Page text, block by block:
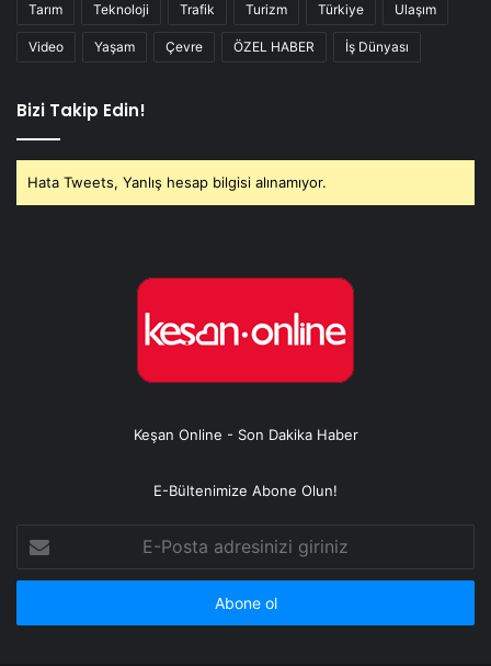
Tarım Teknoloji Trafik Turizm Türkiye Ulaşım
Video Yaşam Çevre ÖZEL HABER İş Dünyası
Bizi Takip Edin!
Hata Tweets, Yanlış hesap bilgisi alınamıyor.
Keşan Online - Son Dakika Haber
E-Bültenimize Abone Olun!
Posta
adresinizi